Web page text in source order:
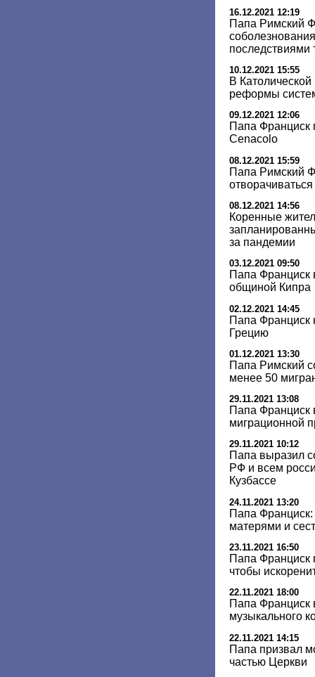
16.12.2021 12:19
Папа Римский
последствиями
10.12.2021 15:55
В
реформы
09.12.2021 12:06
Папа Франциск
Cenacolo
08.12.2021 15:59
Папа Римский
08.12.2021 14:56
Коренные
за пандемии
03.12.2021 09:50
Папа Франциск
общиной Кипра
02.12.2021 14:45
Папа Франциск
Грецию
01.12.2021 13:30
Папа Римский
менее 50
29.11.2021 13:08
Папа Франциск
миграционной
29.11.2021 10:12
Папа выразил
РФ и всем
Кузбассе
24.11.2021 13:20
Папа
матерями и
23.11.2021 16:50
Папа Франциск
чтобы
22.11.2021 18:00
Папа Франциск
музыкального
22.11.2021 14:15
Папа призвал
частью Церкви